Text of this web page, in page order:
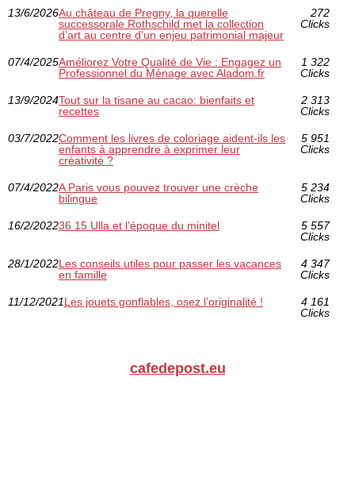
13/6/2026Au château de Pregny, la querelle
successorale Rothschild met la collection
d’art au centre d’un enjeu patrimonial majeur
272
Clicks
07/4/2025Améliorez Votre Qualité de Vie : Engagez un
Professionnel du Ménage avec Aladom.fr
1 322
Clicks
13/9/2024Tout sur la tisane au cacao: bienfaits et
recettes
2 313
Clicks
03/7/2022Comment les livres de coloriage aident-ils les
enfants à apprendre à exprimer leur
créativité ?
5 951
Clicks
07/4/2022A Paris vous pouvez trouver une crèche
bilingue
5 234
Clicks
16/2/202236 15 Ulla et l'époque du minitel
5 557
Clicks
28/1/2022Les conseils utiles pour passer les vacances
en famille
4 347
Clicks
11/12/2021Les jouets gonflables, osez l’originalité !
4 161
Clicks
cafedepost.eu